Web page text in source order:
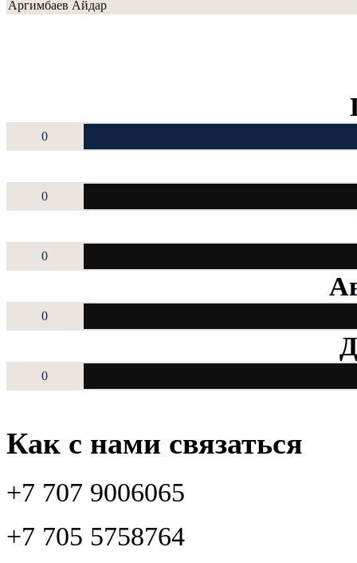
Аргимбаев Айдар
0
0
0
0
0
Как с нами связаться
+7 707 9006065
+7 705 5758764